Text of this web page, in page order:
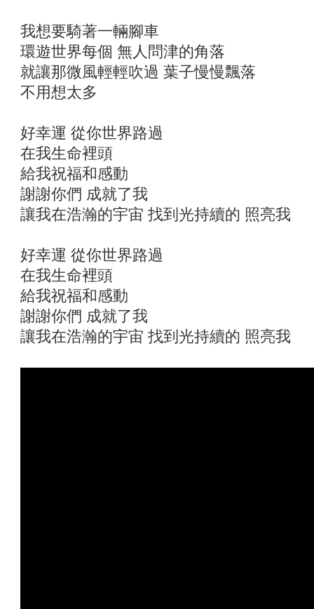
我想要騎著一輛腳車
環遊世界每個 無人問津的角落
就讓那微風輕輕吹過 葉子慢慢飄落
不用想太多
好幸運 從你世界路過
在我生命裡頭
給我祝福和感動
謝謝你們 成就了我
讓我在浩瀚的宇宙 找到光持續的 照亮我
好幸運 從你世界路過
在我生命裡頭
給我祝福和感動
謝謝你們 成就了我
讓我在浩瀚的宇宙 找到光持續的 照亮我